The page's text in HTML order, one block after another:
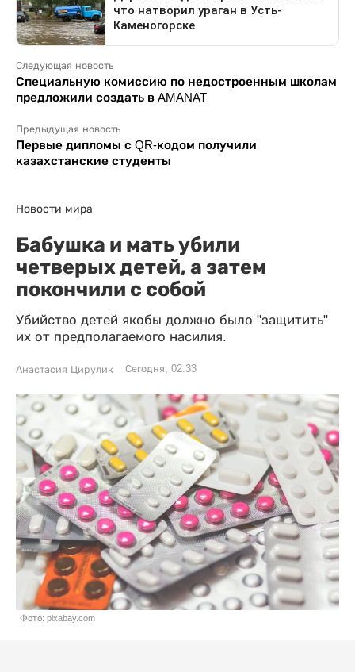
Следующая новость
Специальную комиссию по недостроенным школам
предложили создать в AMANAT
Предыдущая новость
Первые дипломы с QR-кодом получили
казахстанские студенты
Новости мира
Бабушка и мать убили
четверых детей, а затем
покончили с собой
Убийство детей якобы должно было "защитить"
их от предполагаемого насилия.
Анастасия Цирулик Сегодня, 02:33
Фото: pixabay.com